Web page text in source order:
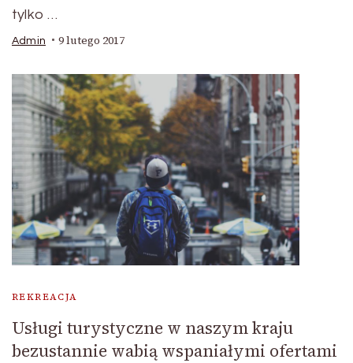
tylko …
Admin 9 lutego 2017
REKREACJA
Usługi turystyczne w naszym kraju
bezustannie wabią wspaniałymi ofertami